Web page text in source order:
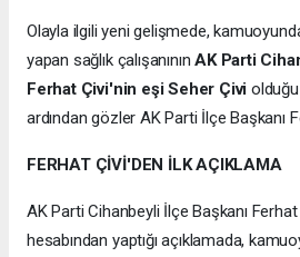
Olayla ilgili yeni gelişmede,
yapan sağlık çalışanınınAK Parti
Ferhat Çivi'nin eşi Seher Çivi
ardından gözler AK Parti İlçe Başkanı
FERHAT ÇİVİ'DEN İLK AÇIKLAMA
AK Parti Cihanbeyli İlçe Başkanı
hesabından yaptığı açıklamada,